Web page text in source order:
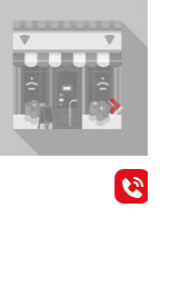
Next